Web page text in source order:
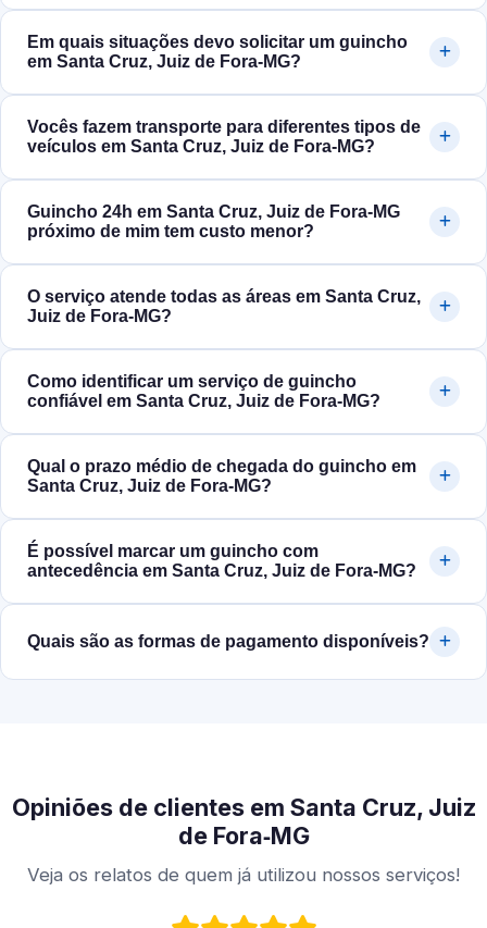
Em quais situações devo solicitar um guincho
em Santa Cruz, Juiz de Fora‑MG?
Vocês fazem transporte para diferentes tipos de
veículos em Santa Cruz, Juiz de Fora‑MG?
Guincho 24h em Santa Cruz, Juiz de Fora‑MG
próximo de mim tem custo menor?
O serviço atende todas as áreas em Santa Cruz,
Juiz de Fora‑MG?
Como identificar um serviço de guincho
confiável em Santa Cruz, Juiz de Fora‑MG?
Qual o prazo médio de chegada do guincho em
Santa Cruz, Juiz de Fora‑MG?
É possível marcar um guincho com
antecedência em Santa Cruz, Juiz de Fora‑MG?
Quais são as formas de pagamento disponíveis?
Opiniões de clientes em Santa Cruz, Juiz
de Fora‑MG
Veja os relatos de quem já utilizou nossos serviços!